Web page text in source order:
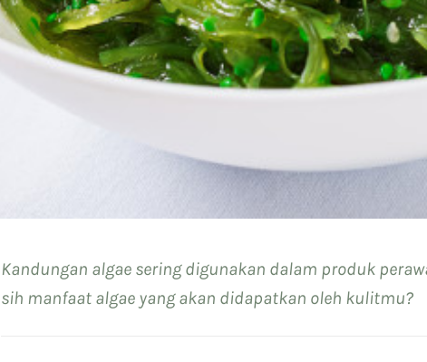
Kandungan algae sering digunakan dalam produk
sih manfaat algae yang akan didapatkan oleh kulitmu?